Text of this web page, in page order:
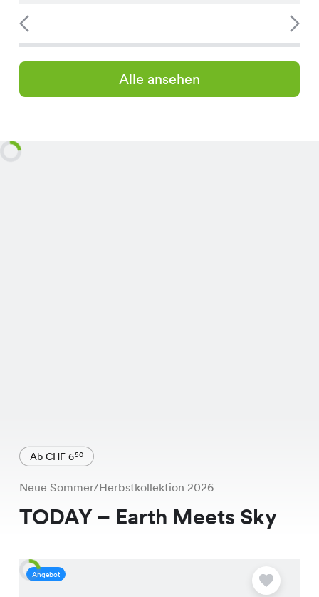
Alle ansehen
Ab CHF 650
Neue Sommer/Herbstkollektion 2026
TODAY – Earth Meets Sky
Angebot